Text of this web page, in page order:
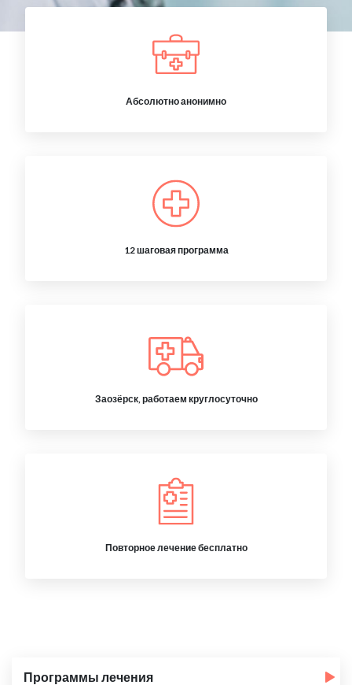
Абсолютно анонимно
12 шаговая программа
Заозёрск, работаем круглосуточно
Повторное лечение бесплатно
Программы лечения